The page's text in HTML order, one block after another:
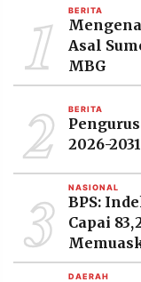
©
Resolusi.co
-
PT.
RESOLUSI
MEDIA
PRAMUDITA
1 BERITA
Asal
MBG
2 BERITA
2026-
3 NASIONAL
BPS:
Capai
DAERAH